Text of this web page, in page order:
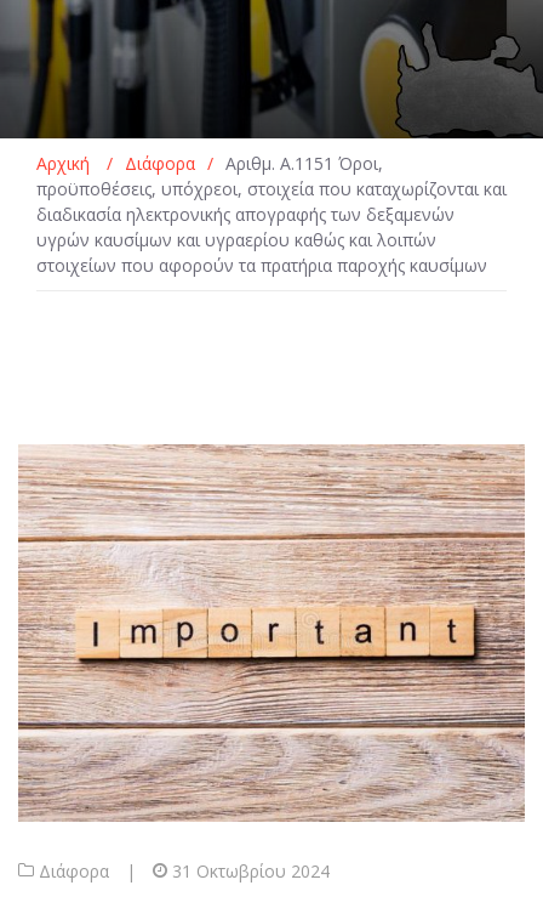
Αρχική / Διάφορα / Αριθμ. Α.1151 Όροι,
προϋποθέσεις, υπόχρεοι, στοιχεία που καταχωρίζονται και
διαδικασία ηλεκτρονικής απογραφής των δεξαμενών
υγρών καυσίμων και υγραερίου καθώς και λοιπών
στοιχείων που αφορούν τα πρατήρια παροχής καυσίμων
Διάφορα | 31 Οκτωβρίου 2024